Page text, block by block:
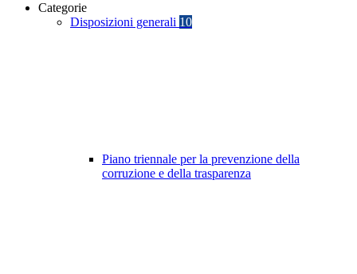
Categorie
Disposizioni generali 10
Piano triennale per la prevenzione della
corruzione e della trasparenza